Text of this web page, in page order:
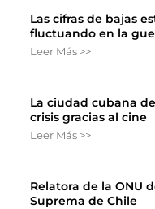
Las cifras de bajas
fluctuando en la
Leer Más >>
La ciudad cubana
crisis gracias al cine
Leer Más >>
Relatora de la ONU
Suprema de Chile